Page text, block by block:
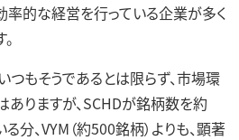
率的な経営を行っている企業が多く
もそうであるとは限らず、市場環
ありますが、SCHDが銘柄数を約
分、VYM（約500銘柄）よりも、顕著